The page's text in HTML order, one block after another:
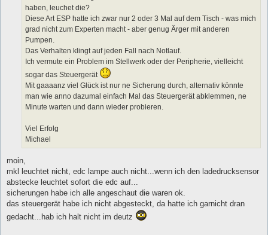
haben, leuchet die?
Diese Art ESP hatte ich zwar nur 2 oder 3 Mal auf dem Tisch - was mich
grad nicht zum Experten macht - aber genug Ärger mit anderen
Pumpen.
Das Verhalten klingt auf jeden Fall nach Notlauf.
Ich vermute ein Problem im Stellwerk oder der Peripherie, vielleicht
sogar das Steuergerät
Mit gaaaanz viel Glück ist nur ne Sicherung durch, alternativ könnte
man wie anno dazumal einfach Mal das Steuergerät abklemmen, ne
Minute warten und dann wieder probieren.
Viel Erfolg
Michael
moin,
mkl leuchtet nicht, edc lampe auch nicht...wenn ich den ladedrucksensor
abstecke leuchtet sofort die edc auf...
sicherungen habe ich alle angeschaut die waren ok.
das steuergerät habe ich nicht abgesteckt, da hatte ich garnicht dran
gedacht...hab ich halt nicht im deutz